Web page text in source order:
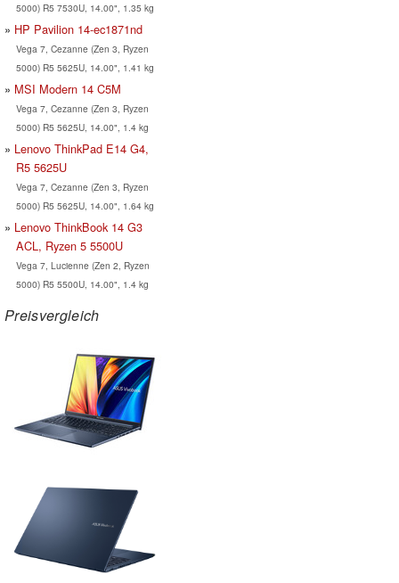
5000) R5 7530U, 14.00", 1.35 kg
HP Pavilion 14-ec1871nd
Vega 7, Cezanne (Zen 3, Ryzen
5000) R5 5625U, 14.00", 1.41 kg
MSI Modern 14 C5M
Vega 7, Cezanne (Zen 3, Ryzen
5000) R5 5625U, 14.00", 1.4 kg
Lenovo ThinkPad E14 G4,
R5 5625U
Vega 7, Cezanne (Zen 3, Ryzen
5000) R5 5625U, 14.00", 1.64 kg
Lenovo ThinkBook 14 G3
ACL, Ryzen 5 5500U
Vega 7, Lucienne (Zen 2, Ryzen
5000) R5 5500U, 14.00", 1.4 kg
Preisvergleich